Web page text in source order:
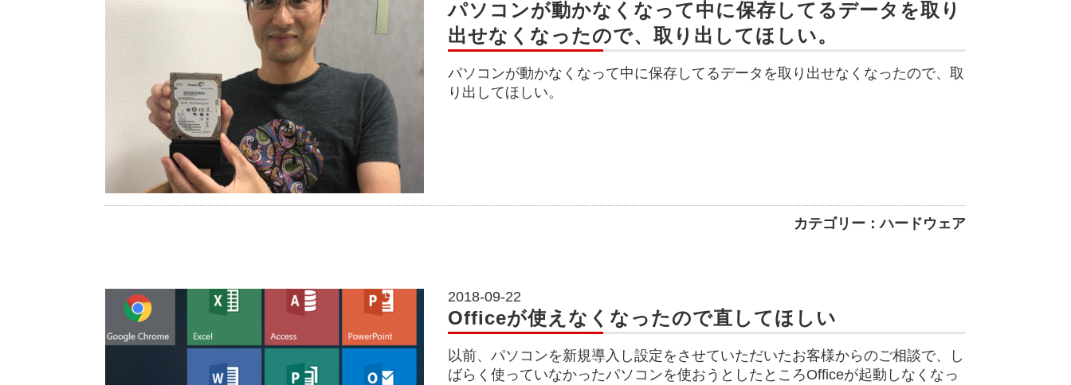
パソコンが動かなくなって中に保存してるデータを取り
出せなくなったので、取り出してほしい。
パソコンが動かなくなって中に保存してるデータを取り出せなくなったので、取
り出してほしい。
カテゴリー：ハードウェア
2018-09-22
Officeが使えなくなったので直してほしい
以前、パソコンを新規導入し設定をさせていただいたお客様からのご相談で、し
ばらく使っていなかったパソコンを使おうとしたところOfficeが起動しなくなっ